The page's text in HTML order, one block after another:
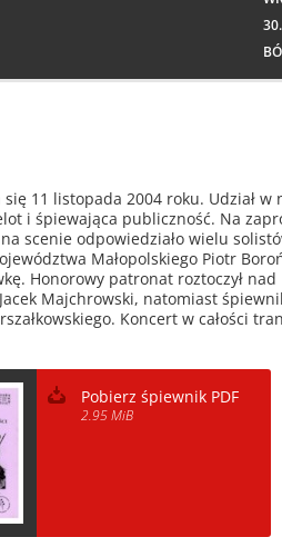
się 11 listopada 2004 roku. Udział w
i śpiewająca publiczność. Na
scenie odpowiedziało wielu
Małopolskiego Piotr
Honorowy patronat roztoczył
Majchrowski, natomiast
Koncert w całości
Pobierz śpiewnik PDF
2.95 MiB